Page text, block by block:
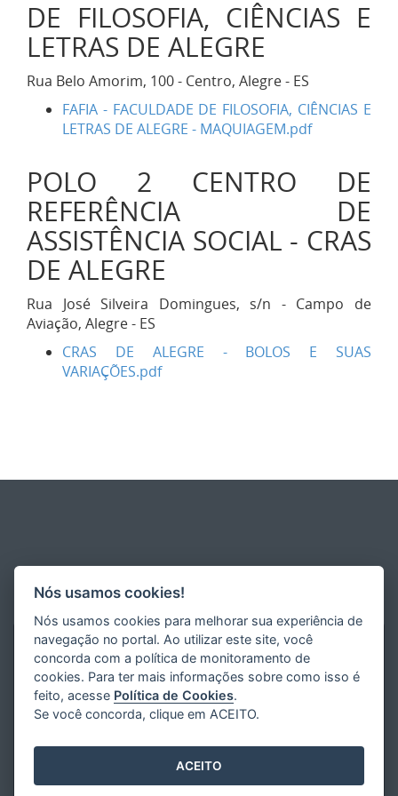
DE FILOSOFIA, CIÊNCIAS E
LETRAS DE ALEGRE
Rua Belo Amorim, 100 - Centro, Alegre - ES
FAFIA - FACULDADE DE FILOSOFIA, CIÊNCIAS E
LETRAS DE ALEGRE - MAQUIAGEM.pdf
POLO 2 CENTRO DE
REFERÊNCIA DE
ASSISTÊNCIA SOCIAL - CRAS
DE ALEGRE
Rua José Silveira Domingues, s/n - Campo de
Aviação, Alegre - ES
CRAS DE ALEGRE - BOLOS E SUAS
VARIAÇÕES.pdf
Nós usamos cookies!
Nós usamos cookies para melhorar sua experiência de
navegação no portal. Ao utilizar este site, você
concorda com a política de monitoramento de
cookies. Para ter mais informações sobre como isso é
feito, acesse Política de Cookies.
Se você concorda, clique em ACEITO.
ACEITO